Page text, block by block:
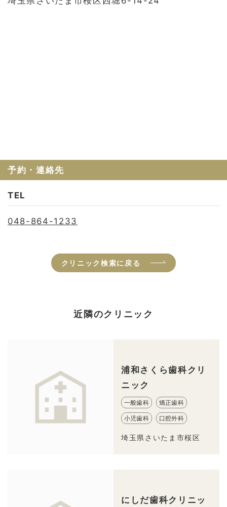
予約・連絡先
TEL
048-864-1233
クリニック検索に戻る
近隣のクリニック
浦和さくら歯科クリ
ニック
一般歯科 矯正歯科
小児歯科 口腔外科
埼玉県さいたま市桜区
にしだ歯科クリニッ